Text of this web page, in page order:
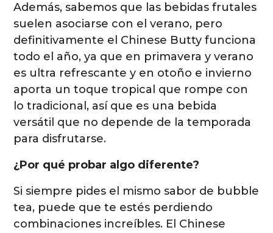
Además, sabemos que las bebidas frutales
suelen asociarse con el verano, pero
definitivamente el Chinese Butty funciona
todo el año, ya que en primavera y verano
es ultra refrescante y en otoño e invierno
aporta un toque tropical que rompe con
lo tradicional, así que es una bebida
versátil que no depende de la temporada
para disfrutarse.
¿Por qué probar algo diferente?
Si siempre pides el mismo sabor de bubble
tea, puede que te estés perdiendo
combinaciones increíbles. El Chinese